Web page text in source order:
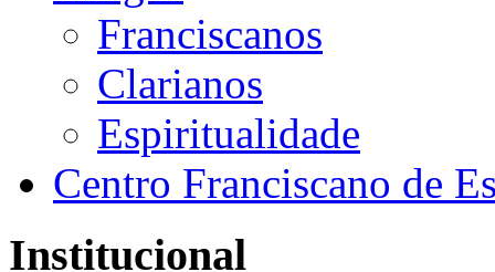
Franciscanos
Clarianos
Espiritualidade
Centro Franciscano de
Institucional